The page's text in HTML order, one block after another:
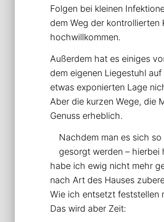
Folgen bei kleinen
dem Weg der
hochwillkommen.
Außerdem hat es einiges
dem eigenen Liegestuhl
etwas exponierten Lage
Aber die kurzen Wege, die
Genuss erheblich.
Nachdem man es sich
gesorgt werden – hierbei
habe ich ewig nicht mehr
nach Art des Hauses
Wie ich entsetzt feststellen
Das wird aber Zeit: